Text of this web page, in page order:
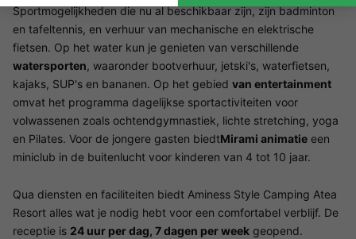
Sportmogelijkheden die nu al beschikbaar zijn, zijn badminton
en tafeltennis, en verhuur van mechanische en elektrische
fietsen. Op het water kun je genieten van verschillende
watersporten, waaronder bootverhuur, jetski's, waterfietsen,
kajaks, SUP's en bananen. Op het gebied van entertainment
omvat het programma dagelijkse sportactiviteiten voor
volwassenen zoals ochtendgymnastiek, lichte stretching, yoga
en Pilates. Voor de jongere gasten biedtMirami animatie een
miniclub in de buitenlucht voor kinderen van 4 tot 10 jaar.
Qua diensten en faciliteiten biedt Aminess Style Camping Atea
Resort alles wat je nodig hebt voor een comfortabel verblijf. De
receptie is 24 uur per dag, 7 dagen per week geopend.